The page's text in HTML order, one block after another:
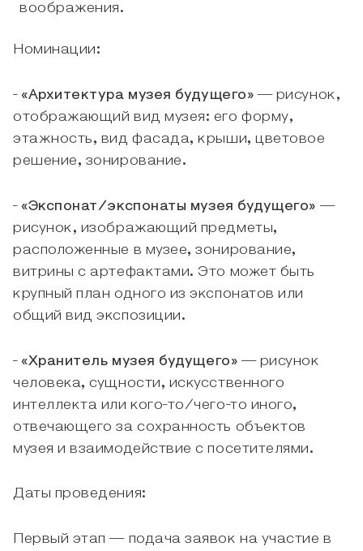
воображения.
Номинации:
-«Архитектура музея будущего» — рисунок,
отображающий вид музея: его форму,
этажность, вид фасада, крыши, цветовое
решение, зонирование.
-«Экспонат/экспонаты музея будущего» —
рисунок, изображающий предметы,
расположенные в музее, зонирование,
витрины с артефактами. Это может быть
крупный план одного из экспонатов или
общий вид экспозиции.
-«Хранитель музея будущего» — рисунок
человека, сущности, искусственного
интеллекта или кого-то/чего-то иного,
отвечающего за сохранность объектов
музея и взаимодействие с посетителями.
Даты проведения:
Первый этап — подача заявок на участие в